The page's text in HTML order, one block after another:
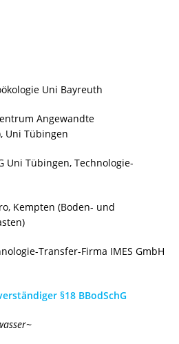
Uni Bayreuth
Angewandte
Uni Tübingen
Uni Tübingen, Technologie-
Kempten (Boden- und
Transfer-Firma IMES GmbH
§18 BBodSchG